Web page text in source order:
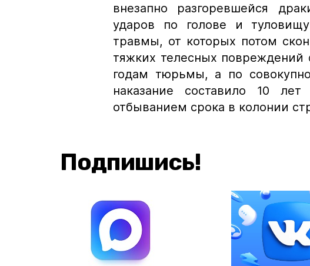
внезапно разгоревшейся
ударов по голове и
травмы, от которых потом
тяжких телесных повреждений
годам тюрьмы, а по
наказание составило 10
отбыванием срока в колонии
Подпишись!